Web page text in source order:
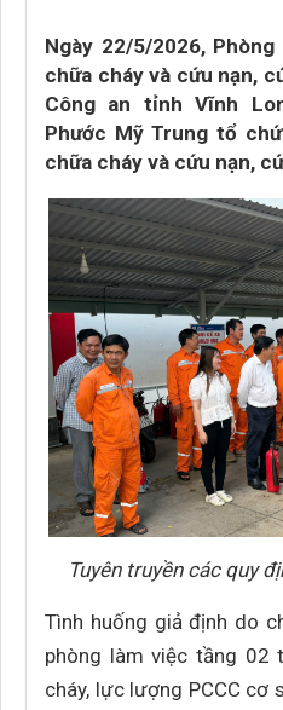
Ngày 22/5/2026,
chữa cháy và cứu nạn,
Công an tỉnh Vĩnh
Phước Mỹ Trung tổ
chữa cháy và cứu nạn,
Tuyên truyền các quy
Tình huống giả định do
phòng làm việc tầng 02
cháy, lực lượng PCCC cơ